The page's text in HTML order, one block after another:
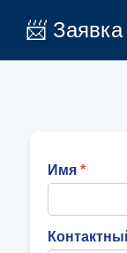
📨
Имя